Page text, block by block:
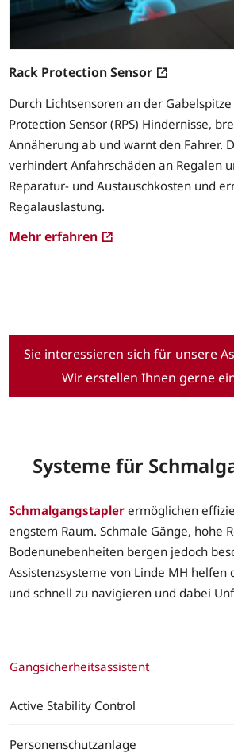
Rack Protection Sensor
Durch Lichtsensoren an der
Protection Sensor (RPS) Hindernisse,
Annäherung ab und warnt den Fahrer.
verhindert Anfahrschäden an Regalen
Reparatur- und Austauschkosten und
Regalauslastung.
Mehr erfahren
Sie interessieren sich für unsere
Wir erstellen Ihnen gerne
Systeme für
Schmalgangstapler ermöglichen
engstem Raum. Schmale Gänge, hohe
Bodenunebenheiten bergen jedoch
Assistenzsysteme von Linde MH helfen
und schnell zu navigieren und dabei
Gangsicherheitsassistent
Active Stability Control
Personenschutzanlage